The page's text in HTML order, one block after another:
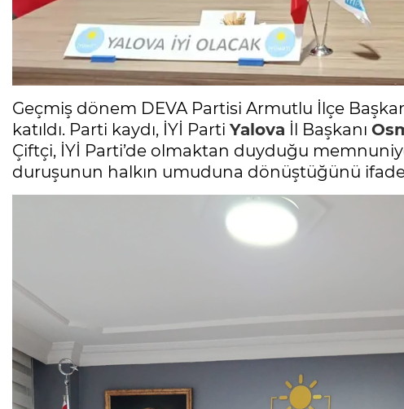
Geçmiş dönem DEVA Partisi Armutlu İlçe
katıldı. Parti kaydı, İYİ Parti Yalova İl Başkanı
Çiftçi, İYİ Parti’de olmaktan duyduğu
duruşunun halkın umuduna dönüştüğünü